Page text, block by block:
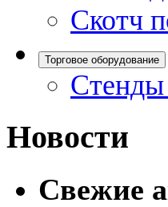
Скотч
Торговое оборудование
Новости
Свежие